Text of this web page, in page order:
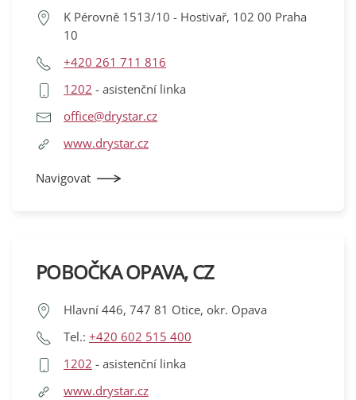
K Pérovně 1513/10 - Hostivař, 102 00 Praha
10
+420 261 711 816
1202 - asistenční linka
office@drystar.cz
www.drystar.cz
Navigovat
POBOČKA OPAVA, CZ
Hlavní 446, 747 81 Otice, okr. Opava
Tel.: +420 602 515 400
1202 - asistenční linka
www.drystar.cz